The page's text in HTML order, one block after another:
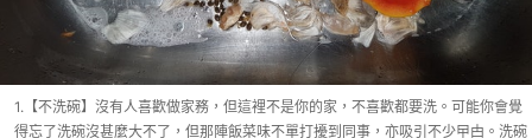
1.【不洗碗】沒有人喜歡做家務，但這裡不是你的家，不喜歡都要洗。可能你會覺
得忘了洗碗沒甚麼大不了，但那陣飯菜味不單打擾到同事，亦吸引不少曱甴。洗碗